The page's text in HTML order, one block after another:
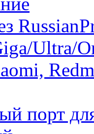
Ultra/
порт